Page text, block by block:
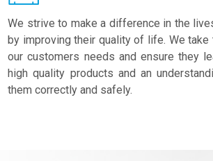
We strive to make a difference in the
by improving their quality of life. We take
our customers needs and ensure they
high quality products and an
them correctly and safely.